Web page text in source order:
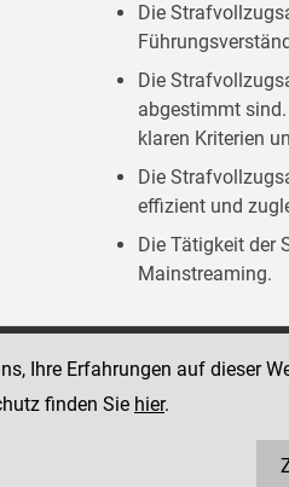
Die
Die
abgestimmt
klaren Kriterien
Die
effizient und
Die Tätigkeit der
Mainstreaming.
1080 Wien
Wickenburggasse 12
Telefon: +43 1 40403 358810
Ihre Erfahrungen auf dieser
finden Sie hier.